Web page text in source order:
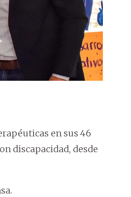
en sus 46
discapacidad, desde